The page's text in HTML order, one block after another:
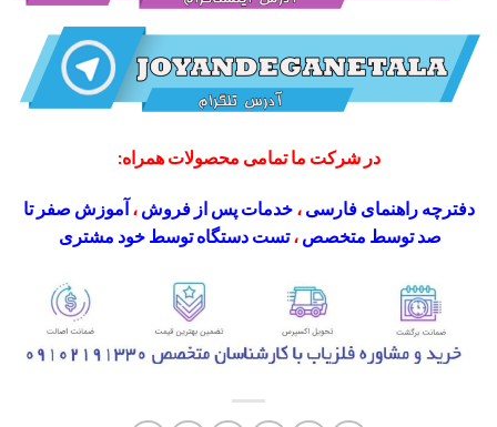
در شرکت ما تمامی محصولات همراه:
دفترچه راهنمای فارسی ،خدمات پس از فروش ،آموزش صفر تا
صد توسط متخصص ،تست دستگاه توسط خود مشتری